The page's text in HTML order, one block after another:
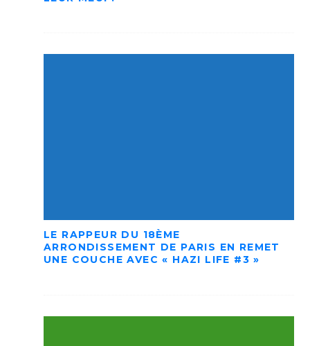
LE RAPPEUR DU 18ÈME
ARRONDISSEMENT DE PARIS EN REMET
UNE COUCHE AVEC « HAZI LIFE #3 »